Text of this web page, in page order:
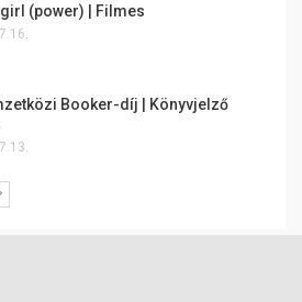
(power) | Filmes
Booker-díj | Könyvjelző